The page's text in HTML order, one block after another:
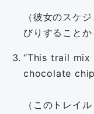
（彼女のスケ
びりすることか
“This trail
chocolate
（このトレイ